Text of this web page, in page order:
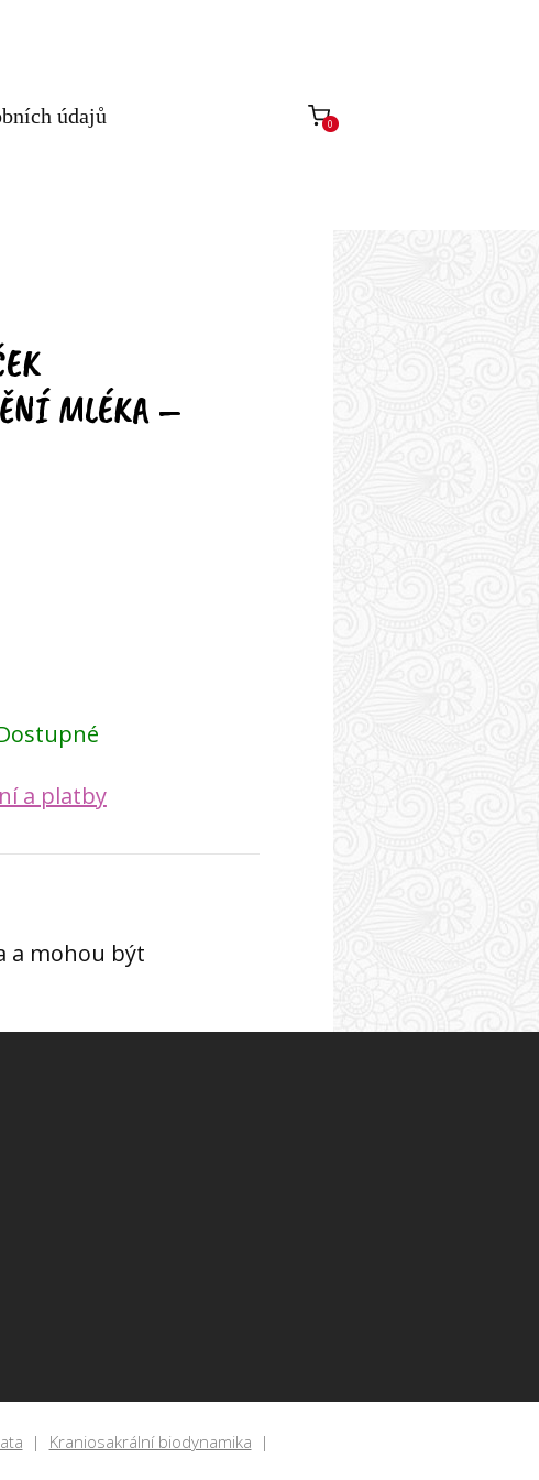
údajů 0
MLÉKA –
a platby
a mohou být
Kraniosakrální biodynamika